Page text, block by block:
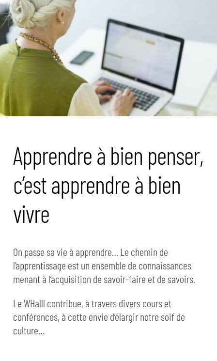
Apprendre à bien penser,
c’est apprendre à bien
vivre
On passe sa vie à apprendre… Le chemin de
l’apprentissage est un ensemble de connaissances
menant à l’acquisition de savoir-faire et de savoirs.
Le WHalll contribue, à travers divers cours et
conférences, à cette envie d’élargir notre soif de
culture…